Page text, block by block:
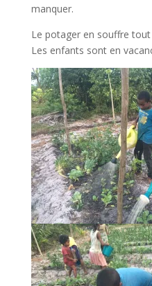
manquer.
Le potager en souffre
Les enfants sont en